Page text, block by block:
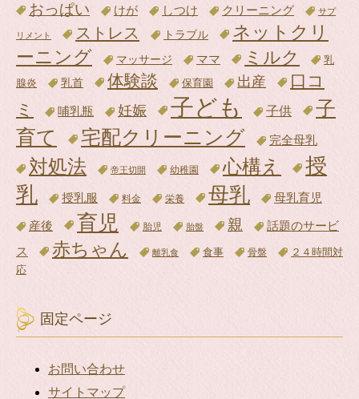
おっぱい けが しつけ クリーニング サプ
リメント ストレス トラブル
ネットクリ
ーニング
マッサージ ママ ミルク
乳
腺炎
乳首 体験談 保育園 出産
口コ
ミ
哺乳瓶 妊娠 子ども 子供
子
育て
宅配クリーニング 完全母乳
対処法 帝王切開 幼稚園 心構え
授
乳
授乳服 料金 栄養 母乳 母乳育児
産後 育児 胎児 胎盤 親
話題のサービ
ス
赤ちゃん 離乳食 食事 骨盤
２４時間対
応
固定ページ
お問い合わせ
サイトマップ